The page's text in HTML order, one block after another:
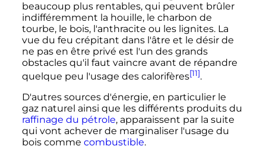
beaucoup plus rentables, qui peuvent brûler
indifféremment la houille, le charbon de
tourbe, le bois, l'anthracite ou les lignites. La
vue du feu crépitant dans l'âtre et le désir de
ne pas en être privé est l'un des grands
obstacles qu'il faut vaincre avant de répandre
quelque peu l'usage des calorifères[11].
D'autres sources d'énergie, en particulier le
gaz naturel ainsi que les différents produits du
raffinage du pétrole, apparaissent par la suite
qui vont achever de marginaliser l'usage du
bois comme combustible.